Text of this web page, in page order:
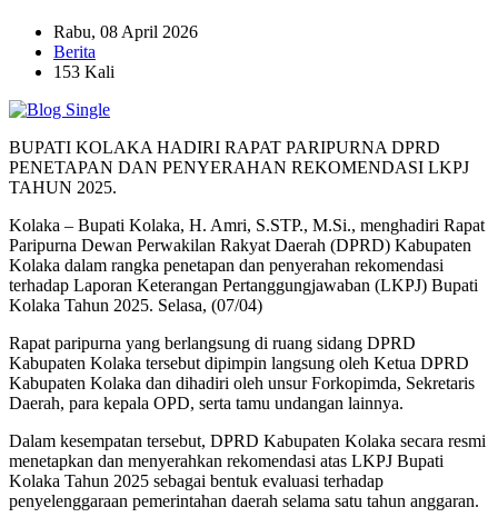
Rabu, 08 April 2026
Berita
153 Kali
BUPATI KOLAKA HADIRI RAPAT PARIPURNA DPRD
PENETAPAN DAN PENYERAHAN REKOMENDASI LKPJ
TAHUN 2025.
Kolaka – Bupati Kolaka, H. Amri, S.STP., M.Si., menghadiri Rapat
Paripurna Dewan Perwakilan Rakyat Daerah (DPRD) Kabupaten
Kolaka dalam rangka penetapan dan penyerahan rekomendasi
terhadap Laporan Keterangan Pertanggungjawaban (LKPJ) Bupati
Kolaka Tahun 2025. Selasa, (07/04)
Rapat paripurna yang berlangsung di ruang sidang DPRD
Kabupaten Kolaka tersebut dipimpin langsung oleh Ketua DPRD
Kabupaten Kolaka dan dihadiri oleh unsur Forkopimda, Sekretaris
Daerah, para kepala OPD, serta tamu undangan lainnya.
Dalam kesempatan tersebut, DPRD Kabupaten Kolaka secara resmi
menetapkan dan menyerahkan rekomendasi atas LKPJ Bupati
Kolaka Tahun 2025 sebagai bentuk evaluasi terhadap
penyelenggaraan pemerintahan daerah selama satu tahun anggaran.